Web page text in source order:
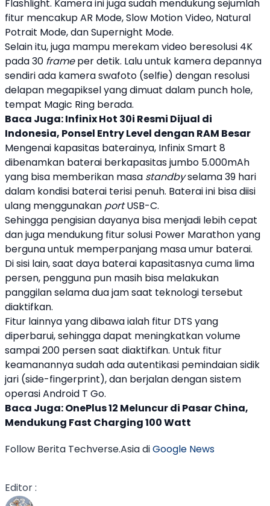
Flashlight. Kamera ini juga sudah mendukung sejumlah
fitur mencakup AR Mode, Slow Motion Video, Natural
Potrait Mode, dan Supernight Mode.
Selain itu, juga mampu merekam video beresolusi 4K
pada 30 frameper detik. Lalu untuk kamera depannya
sendiri ada kamera swafoto (selfie) dengan resolusi
delapan megapiksel yang dimuat dalam punch hole,
tempat Magic Ring berada.
Baca Juga:Infinix Hot 30i Resmi Dijual di
Indonesia, Ponsel Entry Level dengan RAM Besar
Mengenai kapasitas baterainya, InfinixSmart 8
dibenamkan baterai berkapasitas jumbo 5.000mAh
yang bisa memberikan masa standbyselama 39 hari
dalam kondisi baterai terisi penuh. Baterai ini bisa diisi
ulang menggunakan portUSB-C.
Sehingga pengisian dayanya bisa menjadi lebih cepat
dan juga mendukung fitur solusi Power Marathon yang
berguna untuk memperpanjang masa umur baterai.
Di sisi lain, saat daya baterai kapasitasnya cuma lima
persen, pengguna pun masih bisa melakukan
panggilan selama dua jam saat teknologi tersebut
diaktifkan.
Fitur lainnya yang dibawa ialah fitur DTS yang
diperbarui, sehingga dapat meningkatkan volume
sampai 200 persen saat diaktifkan. Untuk fitur
keamanannya sudah ada autentikasi pemindaian sidik
jari (side-fingerprint), dan berjalan dengan sistem
operasi Android T Go.
Baca Juga:OnePlus 12 Meluncur di Pasar China,
Mendukung Fast Charging 100 Watt
Follow Berita Techverse.Asia diGoogle News
Editor :